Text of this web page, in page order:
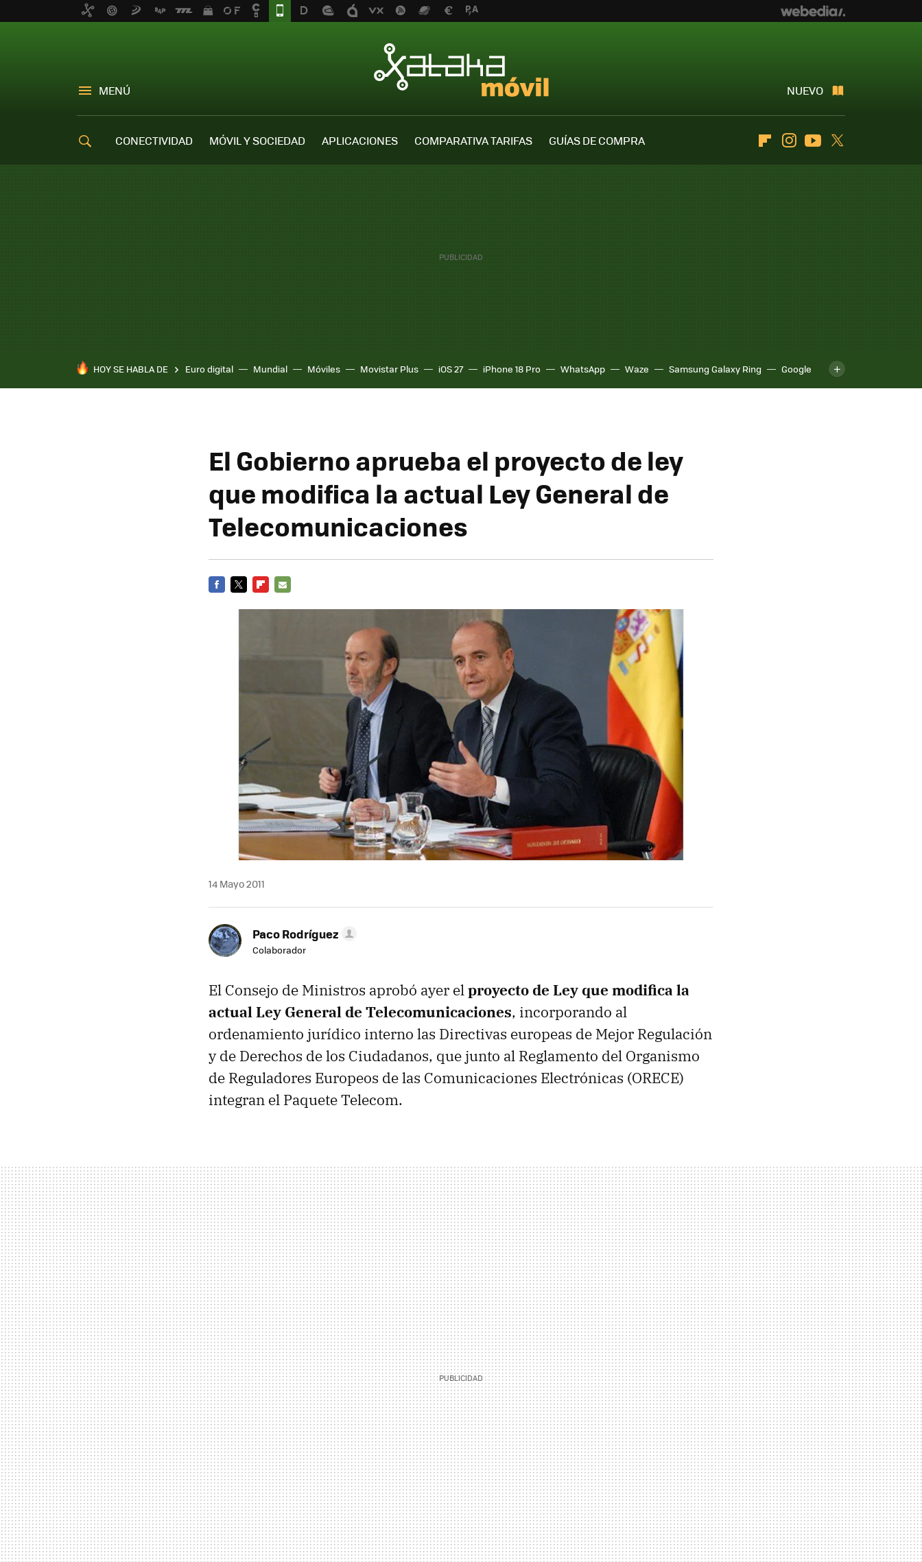
MENÚ NUEVO
CONECTIVIDAD MÓVIL Y SOCIEDAD APLICACIONES COMPARATIVA TARIFAS
GUÍAS DE COMPRA
FlipboardInstagramYoutube
HOY SE HABLA DE Euro digital Mundial Móviles Movistar Plus iOS 27 iPhone 18 Pro WhatsApp Waze Samsung Galaxy Ring
Google
Pixel 10a
El Gobierno aprueba el proyecto de ley
que modifica la actual Ley General de
Telecomunicaciones
14 Mayo 2011
Paco Rodríguez
Colaborador
El Consejo de Ministros aprobó ayer elproyecto de Ley que modifica la
actual Ley General de Telecomunicaciones, incorporando al
ordenamiento jurídico interno las Directivas europeas de Mejor Regulación
y de Derechos de los Ciudadanos, que junto al Reglamento del Organismo
de Reguladores Europeos de las Comunicaciones Electrónicas (ORECE)
integran el Paquete Telecom.